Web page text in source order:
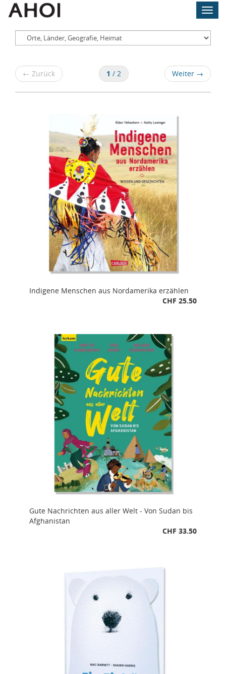
Skip
Orte,
Länder,
Geografie,
← Zurück 1 / 2 Weiter →
Indigene Menschen aus Nordamerika erzählen
CHF 25.50
Gute Nachrichten aus aller Welt - Von Sudan bis
Afghanistan
CHF 33.50